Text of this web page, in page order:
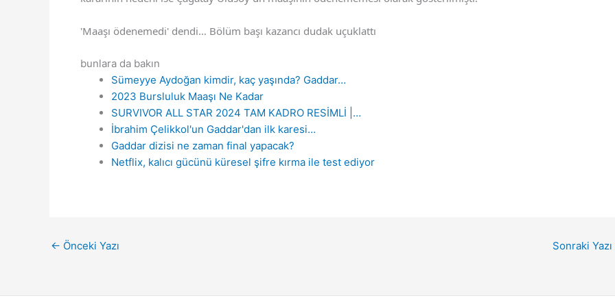
'Maaşı ödenemedi' dendi… Bölüm başı kazancı dudak uçuklattı
bunlara da bakın
Sümeyye Aydoğan kimdir, kaç yaşında? Gaddar…
2023 Bursluluk Maaşı Ne Kadar
SURVIVOR ALL STAR 2024 TAM KADRO RESİMLİ |…
İbrahim Çelikkol'un Gaddar'dan ilk karesi…
Gaddar dizisi ne zaman final yapacak?
Netflix, kalıcı gücünü küresel şifre kırma ile test ediyor
← Önceki Yazı Sonraki Yazı